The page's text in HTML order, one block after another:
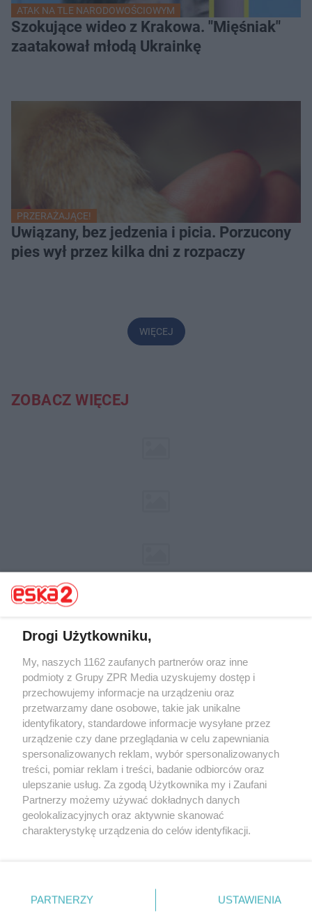
ATAK NA TLE NARODOWOŚCIOWYM
Szokujące wideo z Krakowa. "Mięśniak"
zaatakował młodą Ukrainkę
PRZERAŻAJĄCE!
Uwiązany, bez jedzenia i picia. Porzucony
pies wył przez kilka dni z rozpaczy
WIĘCEJ
ZOBACZ WIĘCEJ
Żaden utwór zamieszczony w serwisie nie może być powielany i
rozpowszechniany lub dalej rozpowszechniany w jakikolwiek sposób (w
tym także elektroniczny lub mechaniczny) na jakimkolwiek polu
eksploatacji w jakiejkolwiek formie, włącznie z umieszczaniem w
Internecie bez pisemnej zgody właściciela praw. Jakiekolwiek użycie lub
wykorzystanie utworów w całości lub w części z naruszeniem prawa,
tzn. bez właściwej zgody, jest zabronione pod groźbą kary i może być
ścigane prawnie.
Drogi Użytkowniku,
My, naszych 1162 zaufanych partnerów oraz inne
podmioty z Grupy ZPR Media uzyskujemy dostęp i
przechowujemy informacje na urządzeniu oraz
przetwarzamy dane osobowe, takie jak unikalne
identyfikatory, standardowe informacje wysyłane przez
urządzenie czy dane przeglądania w celu zapewniania
spersonalizowanych reklam, wybór spersonalizowanych
treści, pomiar reklam i treści, badanie odbiorców oraz
ulepszanie usług. Za zgodą Użytkownika my i Zaufani
Partnerzy możemy używać dokładnych danych
geolokalizacyjnych oraz aktywnie skanować
charakterystykę urządzenia do celów identyfikacji.
zmienić/wycofać klikając przycisk ustawień prywatności
znajdujący się w lewym dolnym rogu strony
PARTNERZY USTAWIENIA